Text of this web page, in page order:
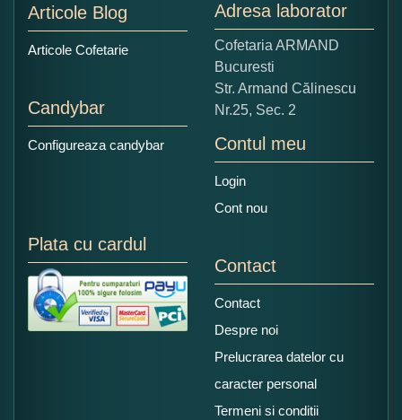
Copiati alaturi numarul din imagine:
Articole Blog
Articole Cofetarie
Candybar
Configureaza candybar
Adresa laborator
Cofetaria ARMAND
Bucuresti
Str. Armand Călinescu
Nr.25, Sec. 2
Contul meu
Login
Cont nou
Plata cu cardul
Contact
Contact
Despre noi
Prelucrarea datelor cu
caracter personal
Termeni si conditii